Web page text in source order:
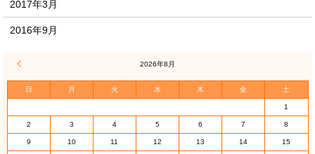
2017年3月
2016年9月
2026年8月
日 月 火 水 木 金 土
1
2 3 4 5 6 7 8
9 10 11 12 13 14 15